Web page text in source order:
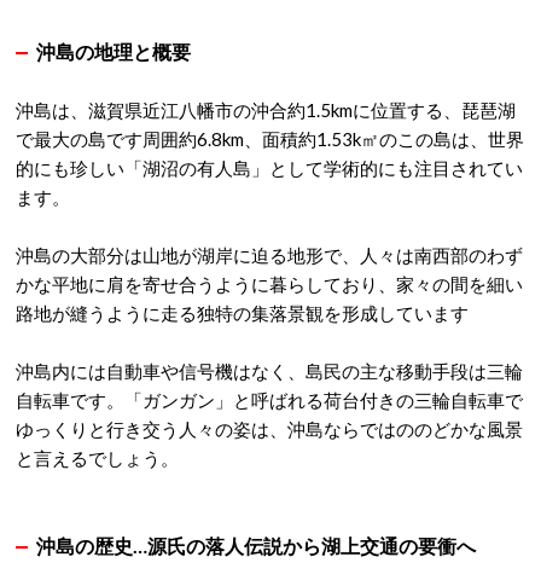
沖島の地理と概要
沖島は 、滋賀県近江八幡市の沖合約1.5kmに位置する、琵琶湖
で最大の島です周囲約6.8km、面積約1.53k㎡のこの島は、世界
的にも珍しい「湖沼の有人島」として学術的にも注目されてい
ます。
沖島の大部分は山地が湖岸に迫る地形で、人々は南西部のわず
かな平地に肩を寄せ合うように暮らしており、家々の間を細い
路地が縫うように走る独特の集落景観を形成しています
沖島内には自動車や信号機はなく、島民の主な移動手段は三輪
自転車です。
「ガンガン」と呼ばれる荷台付きの三輪自転車で
ゆっくりと行き交う人々の姿は、沖島ならではののどかな風景
と言えるでしょう。
沖島の歴史…源氏の落人伝説から湖上交通の要衝へ